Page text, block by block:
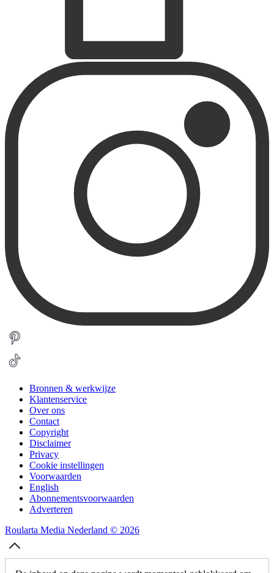
Bronnen & werkwijze
Klantenservice
Over ons
Contact
Copyright
Disclaimer
Privacy
Cookie instellingen
Voorwaarden
English
Abonnementsvoorwaarden
Adverteren
Roularta Media Nederland © 2026